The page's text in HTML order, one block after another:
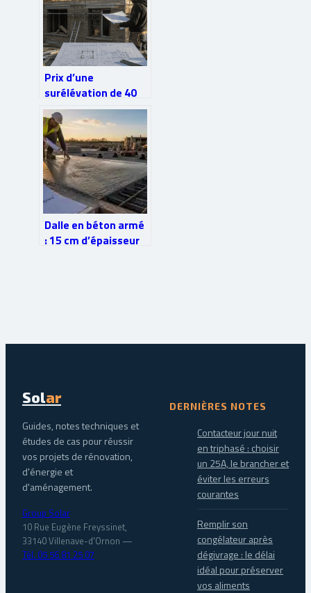
Prix d’une
surélévation de 40
m² : de 80 000 € à
140 000 € selon la
technique choisie
Dalle en béton armé
: 15 cm d’épaisseur
Solar
Guides, notes techniques et
études de cas pour réussir
vos projets de rénovation,
d'énergie et
d'aménagement.
Group Solar
10 Rue Eugène Freyssinet,
33140 Villenave-d'Ornon —
Tél. 05 56 81 25 07
DERNIÈRES NOTES
Contacteur jour nuit
en triphasé : choisir
un 25A, le brancher et
éviter les erreurs
courantes
Remplir son
congélateur après
dégivrage : le délai
idéal pour préserver
vos aliments